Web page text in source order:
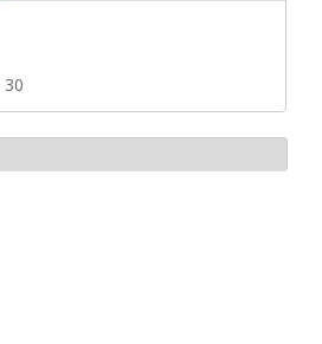
30